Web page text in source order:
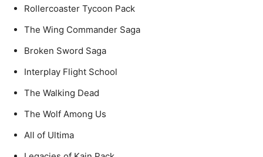
Rollercoaster Tycoon Pack
The Wing Commander Saga
Broken Sword Saga
Interplay Flight School
The Walking Dead
The Wolf Among Us
All of Ultima